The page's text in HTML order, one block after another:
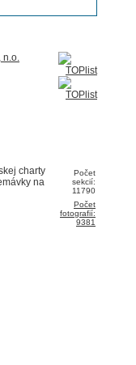
Počet
sekcií:
11790
Počet
fotografií:
9381